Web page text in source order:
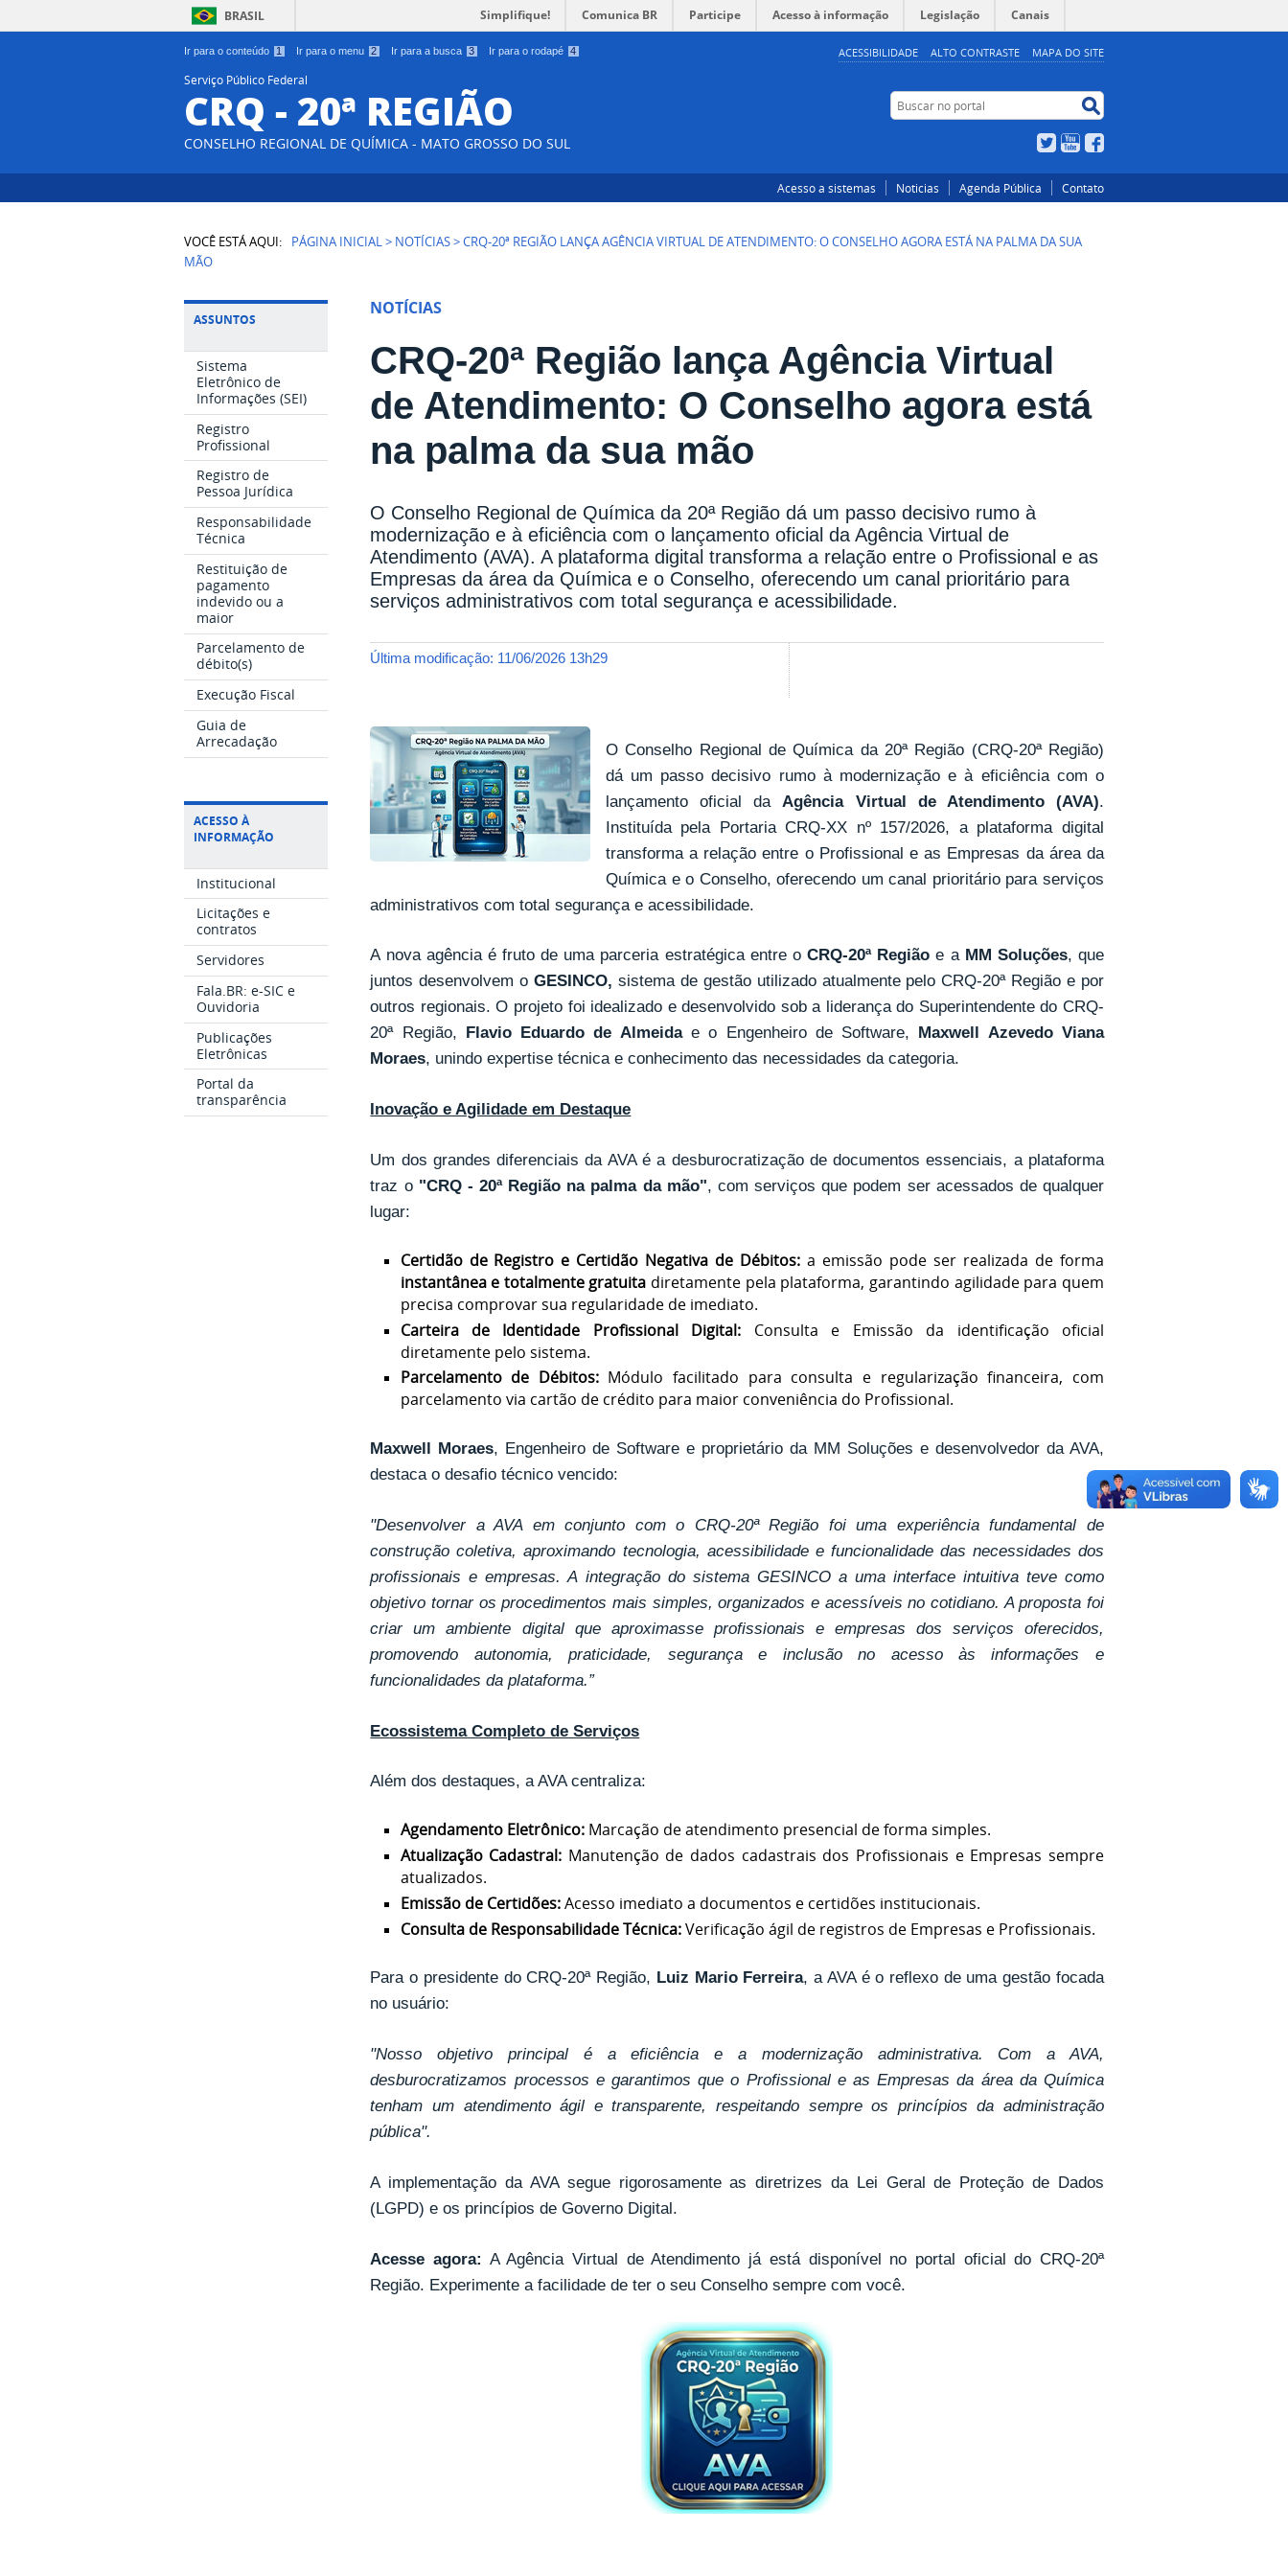
Ir para o conteúdo 1 Ir para o menu 2 Ir para a busca 3 Ir para o rodapé 4 ACESSIBILIDADE ALTO CONTRASTE MAPA DO SITE
BRASIL Simplifique! Comunica BR Participe Acesso à informação Legislação Canais
Serviço Público Federal
CRQ - 20ª REGIÃO
CONSELHO REGIONAL DE QUÍMICA - MATO GROSSO DO SUL
no
Buscar
no
TwitterYouTube
Acesso a sistemas Noticias Agenda Pública Contato
VOCÊ ESTÁ AQUI: PÁGINA INICIAL> NOTÍCIAS>CRQ-20ª REGIÃO LANÇA AGÊNCIA VIRTUAL DE ATENDIMENTO: O CONSELHO AGORA ESTÁ NA PALMA DA SUA
MÃO
ASSUNTOS
Sistema
Eletrônico de
Informações (SEI)
Registro
Profissional
Registro de
Pessoa Jurídica
Responsabilidade
Técnica
Restituição de
pagamento
indevido ou a
maior
Parcelamento de
débito(s)
Execução Fiscal
Guia de
Arrecadação
ACESSO À
INFORMAÇÃO
Institucional
Licitações e
contratos
Servidores
Fala.BR: e-SIC e
Ouvidoria
Publicações
Eletrônicas
Portal da
transparência
NOTÍCIAS
CRQ-20ª Região lança Agência Virtual
de Atendimento: O Conselho agora está
na palma da sua mão
O Conselho Regional de Química da 20ª Região dá um passo decisivo rumo à
modernização e à eficiência com o lançamento oficial da Agência Virtual de
Atendimento (AVA). A plataforma digital transforma a relação entre o Profissional e as
Empresas da área da Química e o Conselho, oferecendo um canal prioritário para
serviços administrativos com total segurança e acessibilidade.
última modificação: 11/06/2026 13h29
O Conselho Regional de Química da 20ª Região (CRQ-20ª Região)
dá um passo decisivo rumo à modernização e à eficiência com o
lançamento oficial da Agência Virtual de Atendimento (AVA).
Instituída pela Portaria CRQ-XX nº 157/2026, a plataforma digital
transforma a relação entre o Profissional e as Empresas da área da
Química e o Conselho, oferecendo um canal prioritário para serviços
administrativos com total segurança e acessibilidade.
A nova agência é fruto de uma parceria estratégica entre oCRQ-20ª Região e a MM Soluções, que
juntos desenvolvem oGESINCO, sistema de gestão utilizado atualmente pelo CRQ-20ª Região e por
outros regionais. O projeto foi idealizado e desenvolvido sob a liderança do Superintendente do CRQ-
20ª Região, Flavio Eduardo de Almeidae o Engenheiro de Software, Maxwell Azevedo Viana
Moraes, unindo expertise técnica e conhecimento das necessidades da categoria.
Inovação e Agilidade em Destaque
Um dos grandes diferenciais da AVA é a desburocratização de documentos essenciais, a plataforma
traz o "CRQ - 20ª Região na palma da mão", com serviços que podem ser acessados de qualquer
lugar:
Certidão de Registro e Certidão Negativa de Débitos: a emissão pode ser realizada de forma
instantânea e totalmente gratuita diretamente pela plataforma, garantindo agilidade para quem
precisa comprovar sua regularidade de imediato.
Carteira de Identidade Profissional Digital: Consulta e Emissão da identificação oficial
diretamente pelo sistema.
Parcelamento de Débitos:Módulo facilitado para consulta e regularização financeira, com
parcelamento via cartão de crédito para maior conveniência do Profissional.
Maxwell Moraes, Engenheiro de Software e proprietário da MM Soluções e desenvolvedor da AVA,
destaca o desafio técnico vencido:
"Desenvolver a AVA em conjunto com o CRQ-20ª Região foi uma experiência fundamental de
construção coletiva, aproximando tecnologia, acessibilidade e funcionalidade das necessidades dos
profissionais e empresas. A integração do sistema GESINCO a uma interface intuitiva teve como
objetivo tornar os procedimentos mais simples, organizados e acessíveis no cotidiano. A proposta foi
criar um ambiente digital que aproximasse profissionais e empresas dos serviços oferecidos,
promovendo autonomia, praticidade, segurança e inclusão no acesso às informações e
funcionalidades da plataforma.”
Ecossistema Completo de Serviços
Além dos destaques, a AVA centraliza:
Agendamento Eletrônico:Marcação de atendimento presencial de forma simples.
Atualização Cadastral: Manutenção de dados cadastrais dos Profissionais e Empresas sempre
atualizados.
Emissão de Certidões:Acesso imediato a documentos e certidões institucionais.
Consulta de Responsabilidade Técnica:Verificação ágil de registros de Empresas e Profissionais.
Para o presidente do CRQ-20ª Região, Luiz Mario Ferreira, a AVA é o reflexo de uma gestão focada
no usuário:
"Nosso objetivo principal é a eficiência e a modernização administrativa. Com a AVA,
desburocratizamos processos e garantimos que o Profissional e as Empresas da área da Química
tenham um atendimento ágil e transparente, respeitando sempre os princípios da administração
pública".
A implementação da AVA segue rigorosamente as diretrizes da Lei Geral de Proteção de Dados
(LGPD) e os princípios de Governo Digital.
Acesse agora: A Agência Virtual de Atendimento já está disponível no portal oficial do CRQ-20ª
Região. Experimente a facilidade de ter o seu Conselho sempre com você.